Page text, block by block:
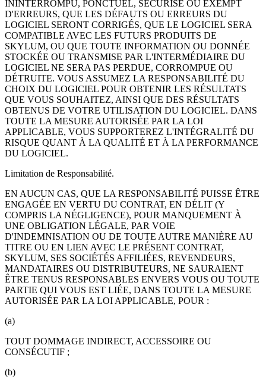
ININTERROMPU, PONCTUEL, SÉCURISÉ OU EXEMPT
D'ERREURS, QUE LES DÉFAUTS OU ERREURS DU
LOGICIEL SERONT CORRIGÉS, QUE LE LOGICIEL SERA
COMPATIBLE AVEC LES FUTURS PRODUITS DE
SKYLUM, OU QUE TOUTE INFORMATION OU DONNÉE
STOCKÉE OU TRANSMISE PAR L'INTERMÉDIAIRE DU
LOGICIEL NE SERA PAS PERDUE, CORROMPUE OU
DÉTRUITE. VOUS ASSUMEZ LA RESPONSABILITÉ DU
CHOIX DU LOGICIEL POUR OBTENIR LES RÉSULTATS
QUE VOUS SOUHAITEZ, AINSI QUE DES RÉSULTATS
OBTENUS DE VOTRE UTILISATION DU LOGICIEL. DANS
TOUTE LA MESURE AUTORISÉE PAR LA LOI
APPLICABLE, VOUS SUPPORTEREZ L'INTÉGRALITÉ DU
RISQUE QUANT À LA QUALITÉ ET À LA PERFORMANCE
DU LOGICIEL.
Limitation de Responsabilité.
EN AUCUN CAS, QUE LA RESPONSABILITÉ PUISSE ÊTRE
ENGAGÉE EN VERTU DU CONTRAT, EN DÉLIT (Y
COMPRIS LA NÉGLIGENCE), POUR MANQUEMENT À
UNE OBLIGATION LÉGALE, PAR VOIE
D'INDEMNISATION OU DE TOUTE AUTRE MANIÈRE AU
TITRE OU EN LIEN AVEC LE PRÉSENT CONTRAT,
SKYLUM, SES SOCIÉTÉS AFFILIÉES, REVENDEURS,
MANDATAIRES OU DISTRIBUTEURS, NE SAURAIENT
ÊTRE TENUS RESPONSABLES ENVERS VOUS OU TOUTE
PARTIE QUI VOUS EST LIÉE, DANS TOUTE LA MESURE
AUTORISÉE PAR LA LOI APPLICABLE, POUR :
(a)
TOUT DOMMAGE INDIRECT, ACCESSOIRE OU
CONSÉCUTIF ;
(b)